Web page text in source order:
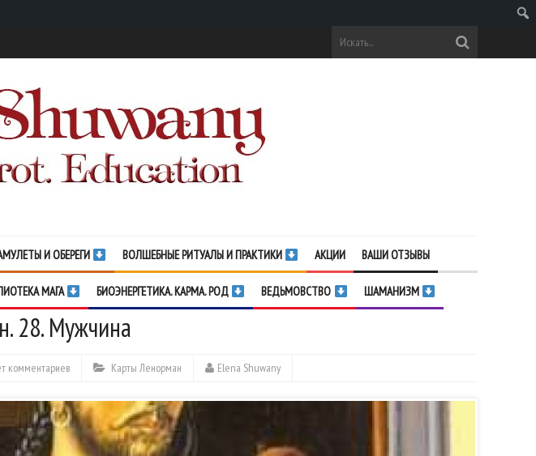
И ОБЕРЕГИ ВОЛШЕБНЫЕ РИТУАЛЫ И ПРАКТИКИ АКЦИИ ВАШИ ОТЗЫВЫ
МАГА БИОЭНЕРГЕТИКА. КАРМА. РОД ВЕДЬМОВСТВО ШАМАНИЗМ
28. Мужчина
комментариев Карты Ленорман Elena Shuwany